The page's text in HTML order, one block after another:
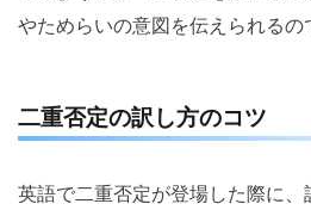
やためらいの意図を伝えられるの
二重否定の訳し方のコツ
英語で二重否定が登場した際に、